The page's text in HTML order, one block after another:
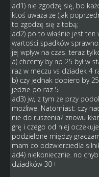
ad1) nie zgodzę się, bo
ktoś uważa że (jak
to zgodzę się z tobą;
ad2) po to właśnie jest
wartości spadków
jej wpływ na czas. teraz
a) chcemy by np 25 był w
raz w meczu vs dziadek 4
b) czy jednak dopiero by
jedzie po raz 5
ad3) jw, z tym że przy
możliwe. Natomiast: czy
nie do ruszenia? znowu
grę i czego od niej
podzielone między
mam co odzwierciedla
ad4) niekoniecznie. no
dziadków 30+